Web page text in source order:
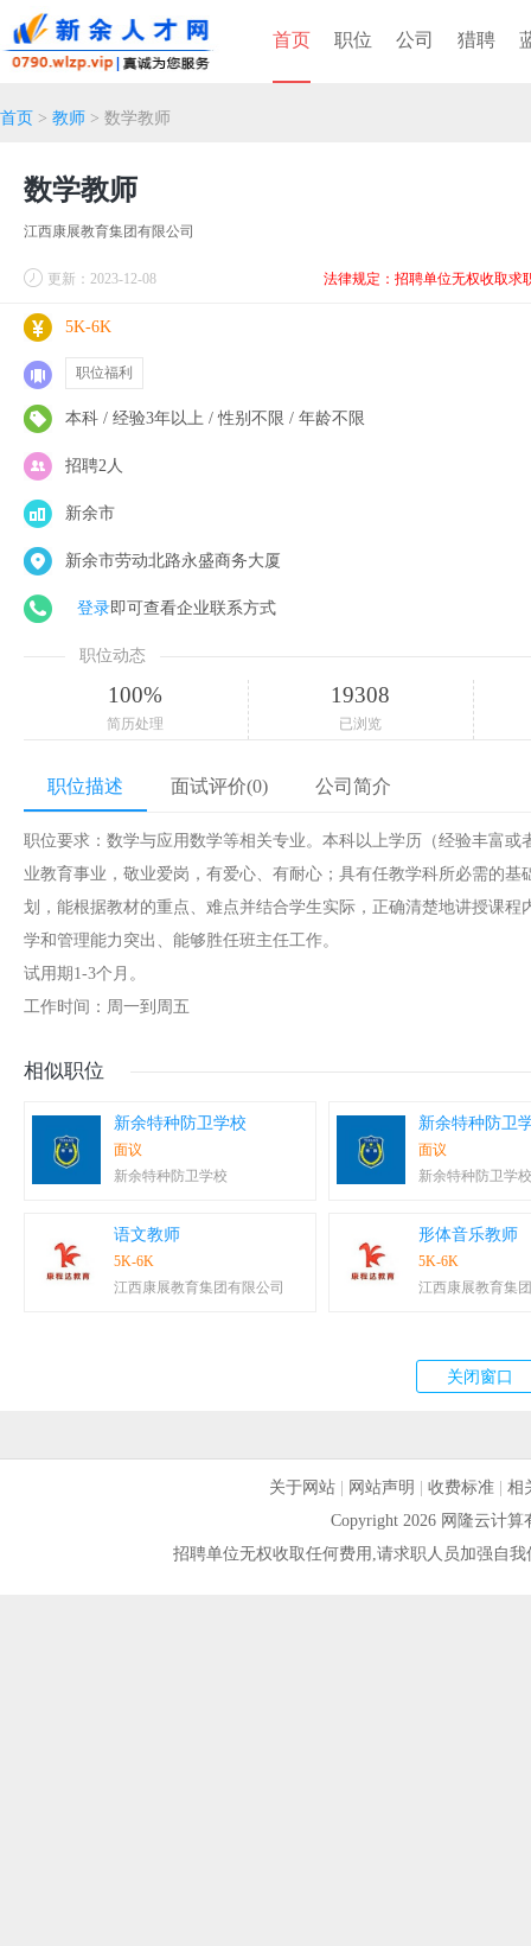
首页 职位 公司 猎聘
首页 > 教师 > 数学教师
数学教师
江西康展教育集团有限公司
更新：2023-12-08 法律规定：招聘单位无权收取求
5K-6K
职位福利
本科 / 经验3年以上 / 性别不限 / 年龄不限
招聘2人
新余市
新余市劳动北路永盛商务大厦
登录即可查看企业联系方式
职位动态
100%
简历处理
19308
已浏览
职位描述 面试评价(0) 公司简介
职位要求：数学与应用数学等相关专业。本科以上学历（经验丰富
业教育事业，敬业爱岗，有爱心、有耐心；具有任教学科所必需的
划，能根据教材的重点、难点并结合学生实际，正确清楚地讲授课
学和管理能力突出、能够胜任班主任工作。
试用期1-3个月。
工作时间：周一到周五
相似职位
新余特种防卫学校
面议
新余特种防卫学校
新余特种防卫
面议
新余特种防卫学校
语文教师
5K-6K
江西康展教育集团有限公司
形体音乐教师
5K-6K
江西康展教育集
关于网站 网站声明 |收费标准 |相
Copyright 2026 网隆云计
招聘单位无权收取任何费用,请求职人员加强自